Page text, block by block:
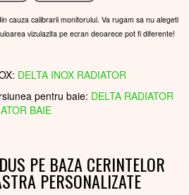
cauza calibrarii monitorului. Va rugam sa nu alegeti
vizulazita pe ecran deoarece pot fi diferente!
DELTA INOX RADIATOR
pentru baie: DELTA RADIATOR
BAIE
PE BAZA CERINTELOR
PERSONALIZATE